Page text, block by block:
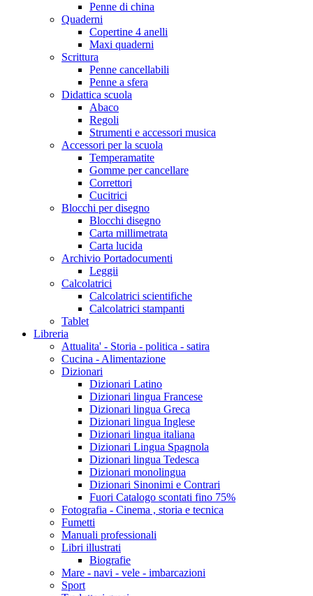
Penne di china
Quaderni
Copertine 4 anelli
Maxi quaderni
Scrittura
Penne cancellabili
Penne a sfera
Didattica scuola
Abaco
Regoli
Strumenti e accessori musica
Accessori per la scuola
Temperamatite
Gomme per cancellare
Correttori
Cucitrici
Blocchi per disegno
Blocchi disegno
Carta millimetrata
Carta lucida
Archivio Portadocumenti
Leggii
Calcolatrici
Calcolatrici scientifiche
Calcolatrici stampanti
Tablet
Libreria
Attualita' - Storia - politica - satira
Cucina - Alimentazione
Dizionari
Dizionari Latino
Dizionari lingua Francese
Dizionari lingua Greca
Dizionari lingua Inglese
Dizionari lingua italiana
Dizionari Lingua Spagnola
Dizionari lingua Tedesca
Dizionari monolingua
Dizionari Sinonimi e Contrari
Fuori Catalogo scontati fino 75%
Fotografia - Cinema , storia e tecnica
Fumetti
Manuali professionali
Libri illustrati
Biografie
Mare - navi - vele - imbarcazioni
Sport